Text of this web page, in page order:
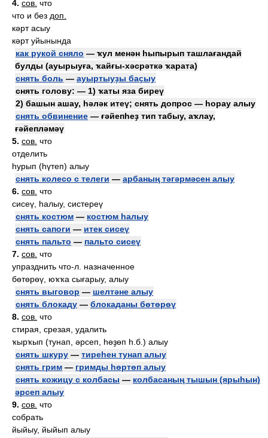
4. сов. что
что и без доп.
кәрт асыу
кәрт уйынында
как рукой сняло — ҡул менән һыпырып ташлағандай
булды (ауырыуға, ҡайғы-хәсрәткә ҡарата)
снять боль — ауыртыуҙы баҫыу
снять голову: — 1) ҡаты яза биреү
2) башын ашау, һәләк итеү; снять допрос — һорау алыу
снять обвинение — ғәйепһеҙ тип табыу, аҡлау,
ғәйепләмәү
5. сов. что
отделить
һурып (һүтеп) алыу
снять колесо с телеги — арбаның тәгәрмәсен алыу
6. сов. что
сисеү, һалыу, систереү
снять костюм — костюм һалыу
снять сапоги — итек сисеү
снять пальто — пальто сисеү
7. сов. что
упразднить что-л. назначенное
бөтөрөү, юҡҡа сығарыу, алыу
снять выговор — шелтәне алыу
снять блокаду — блокаданы бөтөрөү
8. сов. что
стирая, срезая, удалить
ҡырҡып (тунап, әрсеп, һөҙөп һ.б.) алыу
снять шкуру — тиреһен тунап алыу
снять грим — гримды һөртөп алыу
снять кожицу с колбасы — колбасаның тышын (ярыһын)
әрсеп алыу
9. сов. что
собрать
йыйыу, йыйып алыу